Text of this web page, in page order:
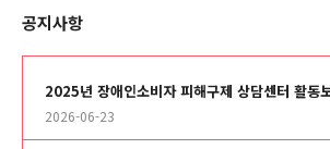
공지사항
2025년 장애인소비자 피해구제 상담센터 활동
2026-06-23